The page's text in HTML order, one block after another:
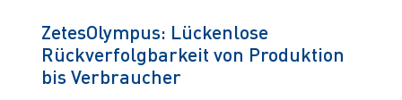
ZetesOlympus: Lückenlose
Rückverfolgbarkeit von Produktion
bis Verbraucher